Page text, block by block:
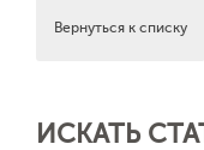
Вернуться к списку
ИСКАТЬ